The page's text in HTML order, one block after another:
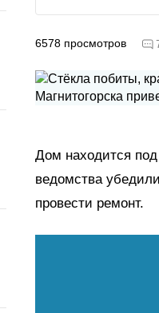
6578 просмотров
Дом находится
ведомства
провести ремонт.